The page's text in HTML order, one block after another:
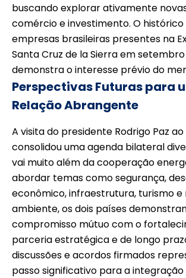
buscando explorar ativamente
comércio e investimento. O histórico
empresas brasileiras presentes na
Santa Cruz de la Sierra em
demonstra o interesse prévio do
Perspectivas Futuras para
Relação Abrangente
A visita do presidente Rodrigo Paz ao
consolidou uma agenda bilateral
vai muito além da cooperação
abordar temas como segurança,
econômico, infraestrutura, turismo e
ambiente, os dois países
compromisso mútuo com o
parceria estratégica e de longo
discussões e acordos firmados
passo significativo para a